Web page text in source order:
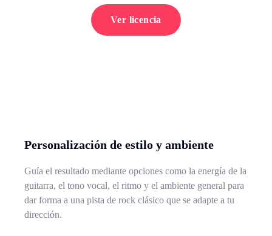
Ver licencia
Personalización de estilo y ambiente
Guía el resultado mediante opciones como la energía de la
guitarra, el tono vocal, el ritmo y el ambiente general para
dar forma a una pista de rock clásico que se adapte a tu
dirección.